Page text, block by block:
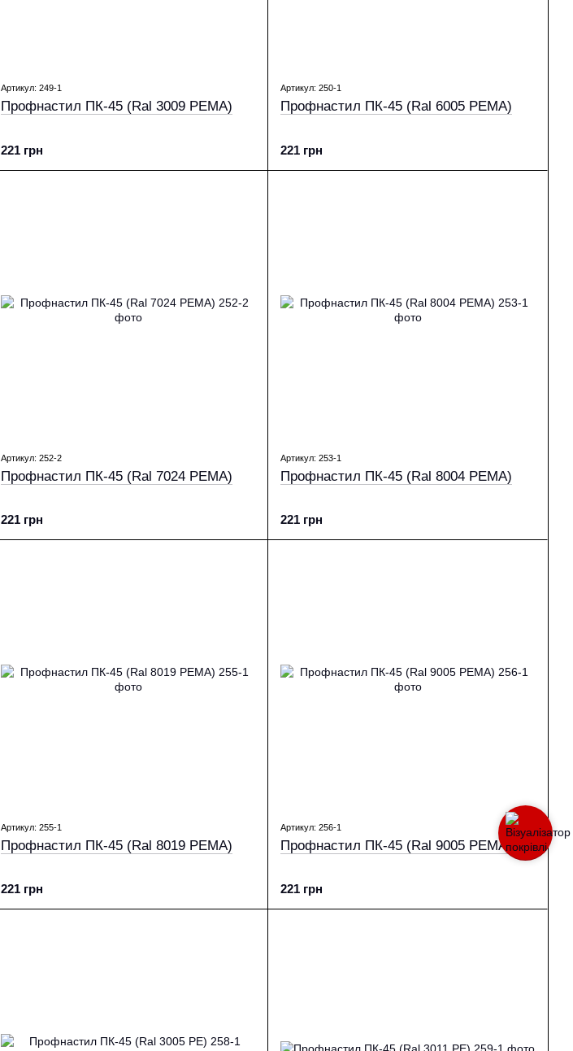
Артикул: 249-1
Профнастил ПК-45 (Ral 3009 PEMA)
221 грн
Артикул: 250-1
Профнастил ПК-45 (Ral 6005 PEMA)
221 грн
Артикул: 252-2
Профнастил ПК-45 (Ral 7024 PEMA)
221 грн
Артикул: 253-1
Профнастил ПК-45 (Ral 8004 PEMA)
221 грн
Артикул: 255-1
Профнастил ПК-45 (Ral 8019 PEMA)
221 грн
Артикул: 256-1
Профнастил ПК-45 (Ral 9005 PEMA)
221 грн